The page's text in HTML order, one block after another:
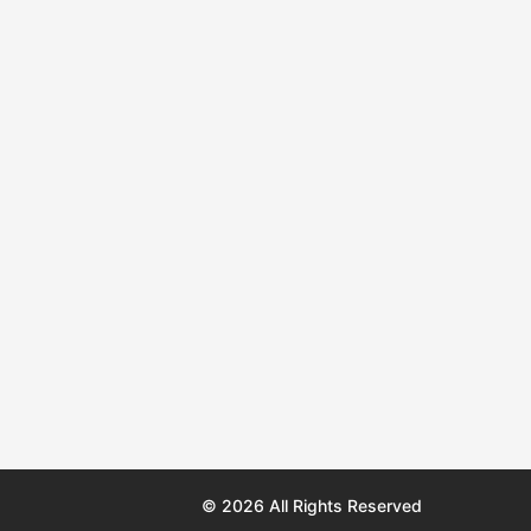
© 2026 All Rights Reserved